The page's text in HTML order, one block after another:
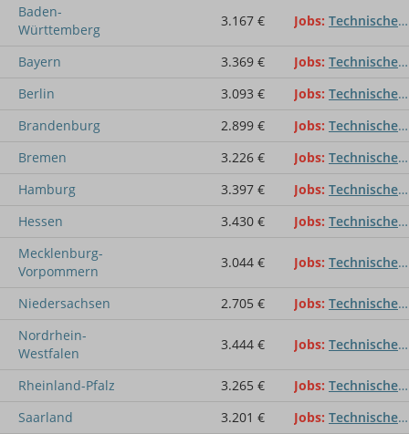
Baden-
Württemberg
3.167 € Jobs Technischer Konfektionär / Technische Konfektionärin
Bayern 3.369 € Jobs Technischer Konfektionär / Technische Konfektionärin
Berlin
3.093 € Jobs Technischer Konfektionär / Technische Konfektionärin
Brandenburg
2.899 € Jobs Technischer Konfektionär / Technische Konfektionärin
Bremen
3.226 € Jobs Technischer Konfektionär / Technische Konfektionärin
Hamburg
3.397 € Jobs Technischer Konfektionär / Technische Konfektionärin
Hessen
3.430 € Jobs Technischer Konfektionär / Technische Konfektionärin
Mecklenburg-
Vorpommern
3.044 € Jobs Technischer Konfektionär / Technische Konfektionärin
Niedersachsen 2.705 € Jobs Technischer Konfektionär / Technische Konfektionärin
Nordrhein-
Westfalen
3.444 € Jobs Technischer Konfektionär / Technische Konfektionärin
Rheinland-Pfalz 3.265 € Jobs Technischer Konfektionär / Technische Konfektionärin
Saarland
3.201 € Jobs Technischer Konfektionär / Technische Konfektionärin